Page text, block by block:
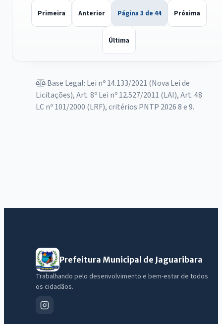
Primeira Anterior Página 3 de 44 Próxima
Última
Base Legal: Lei nº 14.133/2021 (Nova Lei de
Licitações), Art. 8º Lei nº 12.527/2011 (LAI), Art. 48
LC nº 101/2000 (LRF), critérios PNTP 2026 8 e 9.
Prefeitura Municipal de Jaguaribara
Trabalhando pelo desenvolvimento e bem-estar de todos
os cidadãos.